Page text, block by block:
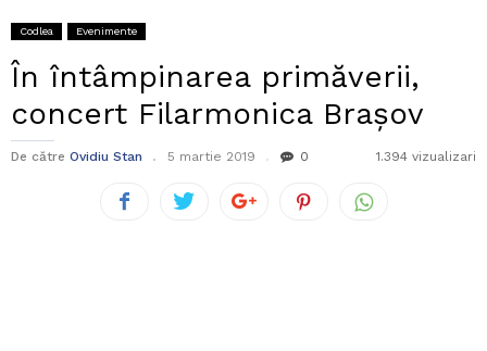
Codlea Evenimente
În întâmpinarea primăverii,
concert Filarmonica Brașov
De către Ovidiu Stan 5 martie 2019 0 1.394 vizualizari